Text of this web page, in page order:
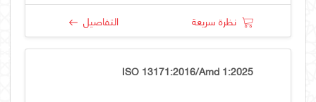
نظرة سريعة التفاصيل
ISO 13171:2016/Amd 1:2025